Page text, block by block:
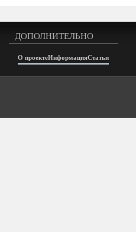
ДОПОЛНИТЕЛЬНО
О проектеИнформацияСтатьи